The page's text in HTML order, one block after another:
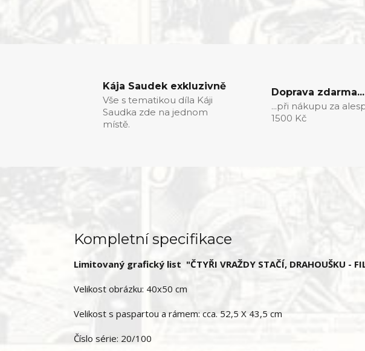
Kája Saudek exkluzivně
Vše s tematikou díla Káji
Saudka zde na jednom
místě.
Doprava zdarma...
...při nákupu za
1500 Kč
Kompletní specifikace
Limitovaný grafický list "ČTYŘI VRAŽDY STAČÍ, DRAHOUŠKU -
Velikost obrázku: 40x50 cm
Velikost s paspartou a rámem: cca. 52,5 X 43,5 cm
Číslo série: 20/100